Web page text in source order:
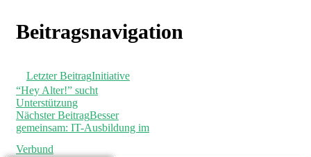
Beitragsnavigation
Letzter BeitragInitiative
“Hey Alter!” sucht
Unterstützung
Nächster BeitragBesser
gemeinsam: IT-Ausbildung im
Verbund